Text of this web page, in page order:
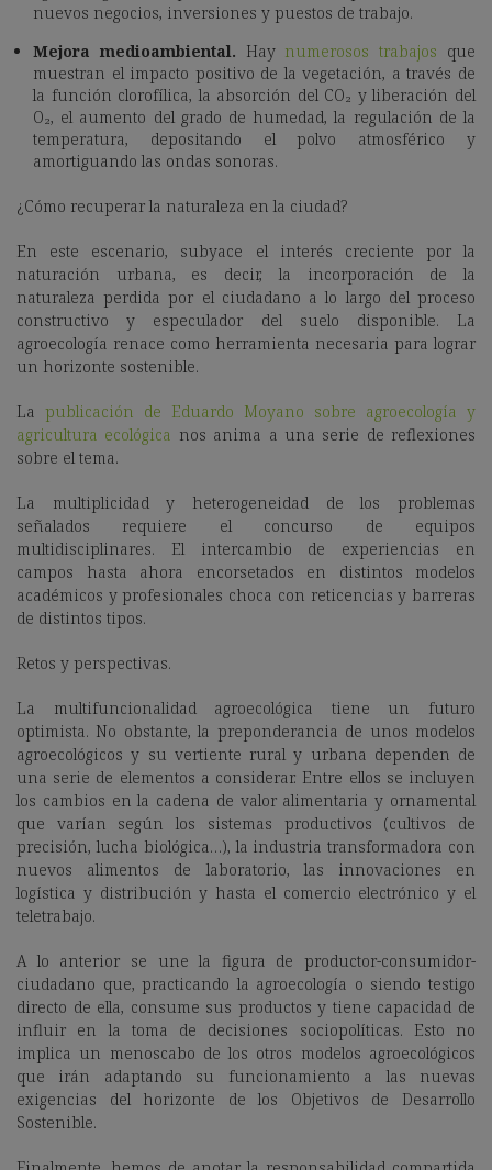
nuevos negocios, inversiones y puestos de trabajo.
Mejora medioambiental. Hay numerosos trabajos que
muestran el impacto positivo de la vegetación, a través de
la función clorofílica, la absorción del CO₂ y liberación del
O₂, el aumento del grado de humedad, la regulación de la
temperatura, depositando el polvo atmosférico y
amortiguando las ondas sonoras.
¿Cómo recuperar la naturaleza en la ciudad?
En este escenario, subyace el interés creciente por la
naturación urbana, es decir, la incorporación de la
naturaleza perdida por el ciudadano a lo largo del proceso
constructivo y especulador del suelo disponible. La
agroecología renace como herramienta necesaria para lograr
un horizonte sostenible.
La publicación de Eduardo Moyano sobre agroecología y
agricultura ecológica nos anima a una serie de reflexiones
sobre el tema.
La multiplicidad y heterogeneidad de los problemas
señalados requiere el concurso de equipos
multidisciplinares. El intercambio de experiencias en
campos hasta ahora encorsetados en distintos modelos
académicos y profesionales choca con reticencias y barreras
de distintos tipos.
Retos y perspectivas.
La multifuncionalidad agroecológica tiene un futuro
optimista. No obstante, la preponderancia de unos modelos
agroecológicos y su vertiente rural y urbana dependen de
una serie de elementos a considerar. Entre ellos se incluyen
los cambios en la cadena de valor alimentaria y ornamental
que varían según los sistemas productivos (cultivos de
precisión, lucha biológica…), la industria transformadora con
nuevos alimentos de laboratorio, las innovaciones en
logística y distribución y hasta el comercio electrónico y el
teletrabajo.
A lo anterior se une la figura de productor-consumidor-
ciudadano que, practicando la agroecología o siendo testigo
directo de ella, consume sus productos y tiene capacidad de
influir en la toma de decisiones sociopolíticas. Esto no
implica un menoscabo de los otros modelos agroecológicos
que irán adaptando su funcionamiento a las nuevas
exigencias del horizonte de los Objetivos de Desarrollo
Sostenible.